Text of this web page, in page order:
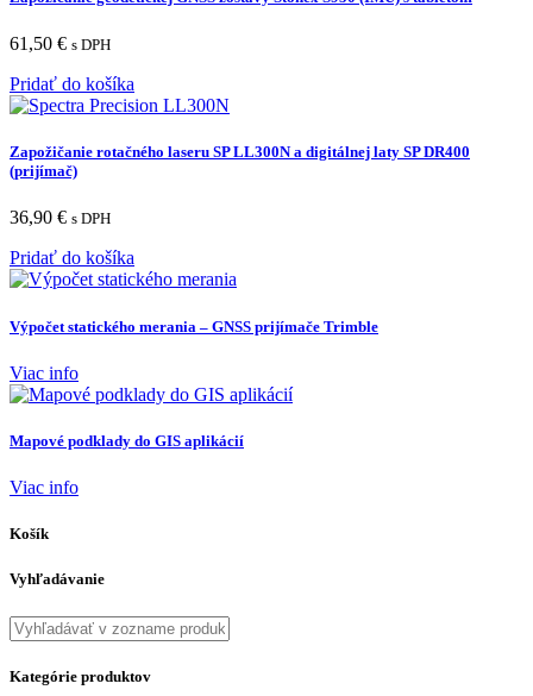
61,50 € s DPH
Pridať do košíka
Zapožičanie rotačného laseru SP LL300N a digitálnej laty SP DR400
(prijímač)
36,90 € s DPH
Pridať do košíka
Výpočet statického merania – GNSS prijímače Trimble
Viac info
Mapové podklady do GIS aplikácií
Viac info
Košík
Vyhľadávanie
Kategórie produktov